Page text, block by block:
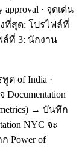
approval · จุดเด่น
ที่สุด: โปรไฟล์ที่
ล์ที่ 3: นักงาน
ต of India ·
→ บันทึก
NYC จะ
Power of